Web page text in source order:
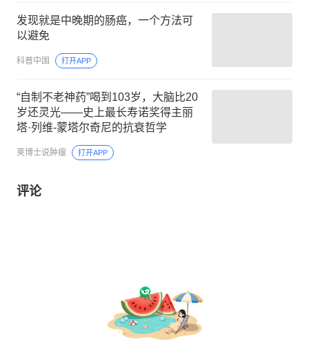
发现就是中晚期的肠癌，一个方法可
以避免
科普中国 打开APP
“自制不老神药”喝到103岁，大脑比20
岁还灵光——史上最长寿诺奖得主丽
塔·列维-蒙塔尔奇尼的抗衰哲学
荚博士说肿瘤 打开APP
评论